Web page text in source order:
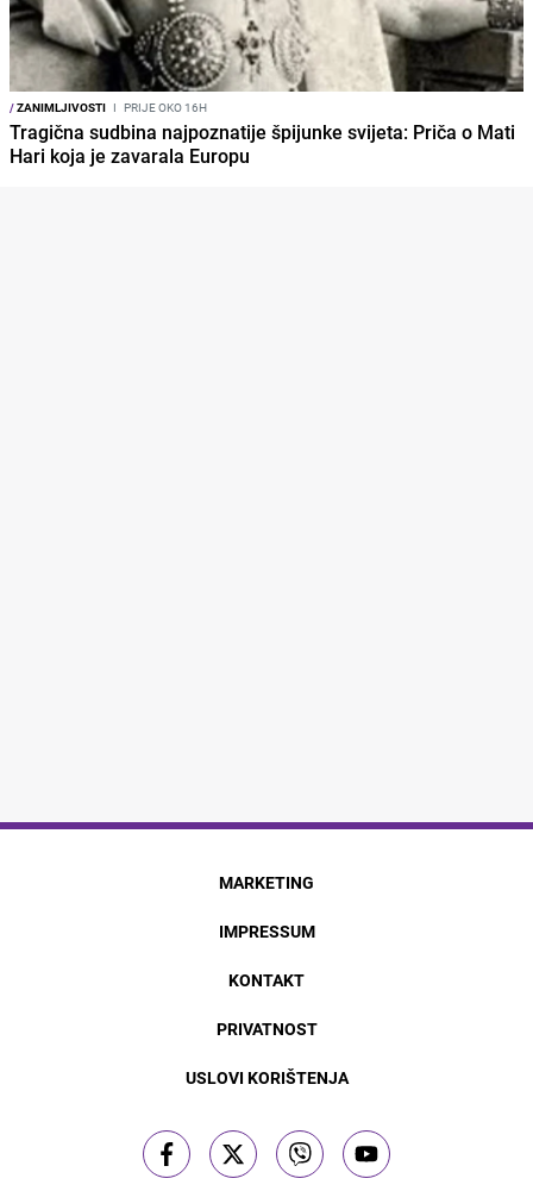
/ZANIMLJIVOSTI I PRIJE OKO 16H
Tragična sudbina najpoznatije špijunke svijeta: Priča o Mati
Hari koja je zavarala Europu
MARKETING
IMPRESSUM
KONTAKT
PRIVATNOST
USLOVI KORIŠTENJA